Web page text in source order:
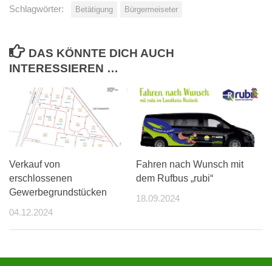
Schlagwörter: Betätigung Bürgermeiseter
DAS KÖNNTE DICH AUCH
INTERESSIEREN …
Verkauf von
erschlossenen
Gewerbegrundstücken
04.12.2024
Fahren nach Wunsch mit
dem Rufbus „rubi“
18.09.2024